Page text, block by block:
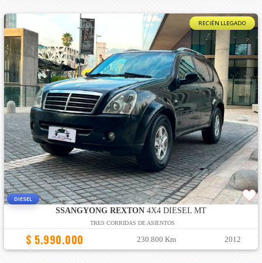
RECIÉN LLEGADO
DIESEL
SSANGYONG REXTON4X4 DIESEL MT
TRES CORRIDAS DE ASIENTOS
$ 5.990.000 230.800 Km 2012